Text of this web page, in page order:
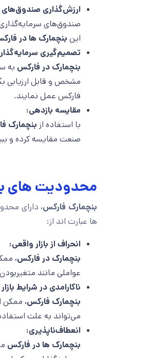
ارزش‌گذاری صندوق‌های
صندوق‌های
این بنچمارک‌ ها در
تصمیم‌گیری
بنچمارک‌ در فارکس به
مشخص و قابل ارزیابی
فارکس عمل نمایند.
مقایسه بازدهی:
با استفاده از بنچمارک‌
صنعت مقایسه کرده و
محدودیت های
بنچمارک فارکس، دارای
ها عبارت اند از:
انحراف از بازار واقعی:
بنچمارک‌ در فارکس،
عواملی مانند
ناکارامدی در شرایط
بنچمارک‌ فارکس، ممکن
می‌تواند به علت
انعطاف‌ناپذیری:
بنچمارک‌ ها در فارکس